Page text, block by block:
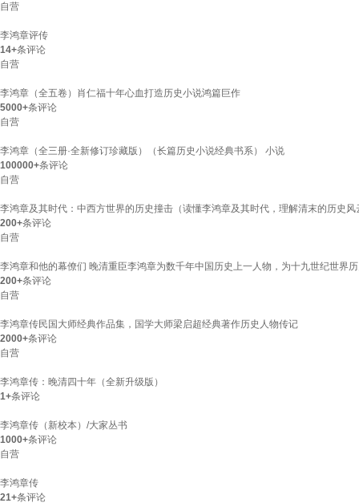
自营
李鸿章评传
14+条评论
自营
李鸿章（全五卷）肖仁福十年心血打造历史小说鸿篇巨作
5000+条评论
自营
李鸿章（全三册·全新修订珍藏版）（长篇历史小说经典书系） 小说
100000+条评论
自营
李鸿章及其时代：中西方世界的历史撞击（读懂李鸿章及其时代，理解清末的历史风
200+条评论
自营
李鸿章和他的幕僚们 晚清重臣李鸿章为数千年中国历史上一人物，为十九世纪世界历
200+条评论
自营
李鸿章传民国大师经典作品集，国学大师梁启超经典著作历史人物传记
2000+条评论
自营
李鸿章传：晚清四十年（全新升级版）
1+条评论
李鸿章传（新校本）/大家丛书
1000+条评论
自营
李鸿章传
21+条评论